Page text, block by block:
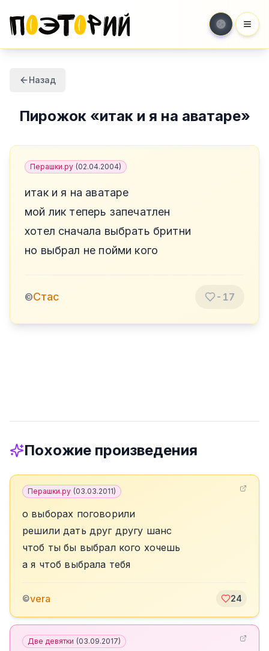
Назад
Пирожок«итак и я на аватаре»
Перашки.ру (02.04.2004)
итак и я на аватаре
мой лик теперь запечатлен
хотел сначала выбрать бритни
но выбрал не пойми кого
©Стас -17
Похожие произведения
Перашки.ру (03.03.2011)
о выборах поговорили
решили дать друг другу шанс
чтоб ты бы выбрал кого хочешь
а я чтоб выбрала тебя
©vera 24
Две девятки (03.09.2017)